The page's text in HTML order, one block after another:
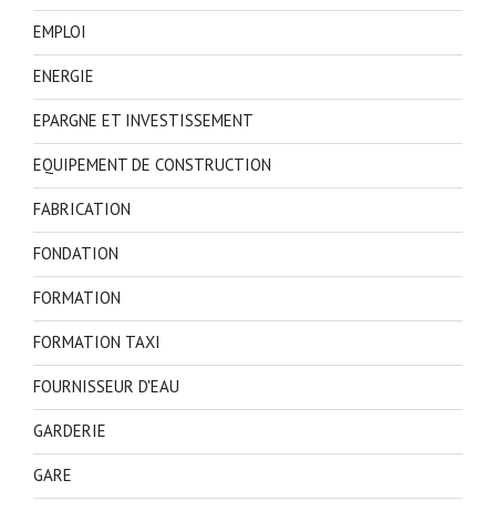
EMPLOI
ENERGIE
EPARGNE ET INVESTISSEMENT
EQUIPEMENT DE CONSTRUCTION
FABRICATION
FONDATION
FORMATION
FORMATION TAXI
FOURNISSEUR D'EAU
GARDERIE
GARE